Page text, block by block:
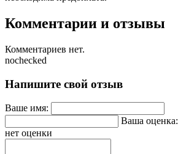
Комментарии и отзывы
Комментариев нет.
nochecked
Напишите свой отзыв
Ваше имя:
Ваша оценка:
нет оценки